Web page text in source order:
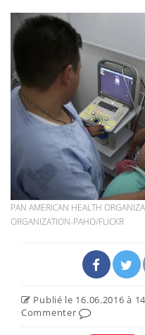
PAN AMERICAN HEALTH
ORGANIZATION-PAHO/FLICKR
Publié le 16.06.2016 à
Commenter